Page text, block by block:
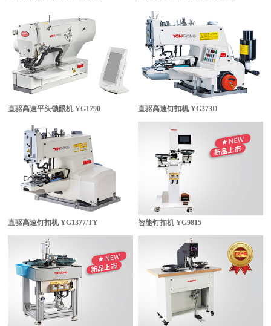
直驱高速平头锁眼机 YG1790 直驱高速钉扣机 YG373D
直驱高速钉扣机 YG1377/TY 智能钉扣机 YG9815